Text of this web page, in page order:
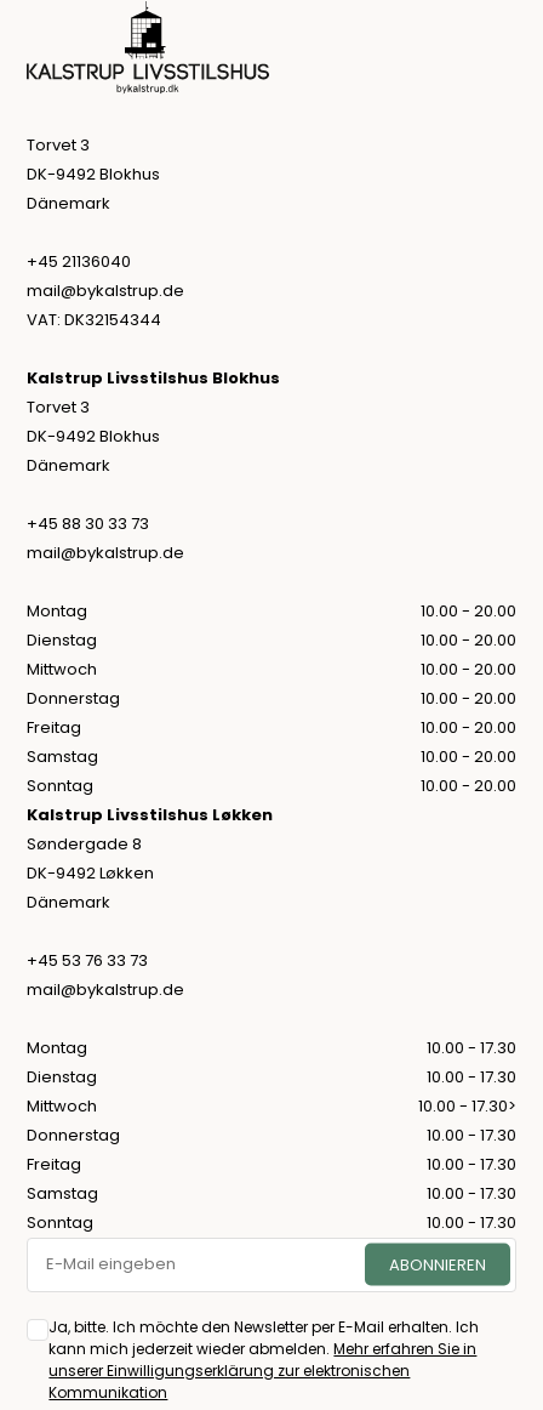
Torvet 3
DK-9492 Blokhus
Dänemark
+45 21136040
mail@bykalstrup.de
VAT: DK32154344
Kalstrup Livsstilshus Blokhus
Torvet 3
DK-9492 Blokhus
Dänemark
+45 88 30 33 73
mail@bykalstrup.de
Montag
10.00 - 20.00
Dienstag
10.00 - 20.00
Mittwoch
10.00 - 20.00
Donnerstag
10.00 - 20.00
Freitag
10.00 - 20.00
Samstag
10.00 - 20.00
Sonntag
10.00 - 20.00
Kalstrup Livsstilshus Løkken
Søndergade 8
DK-9492 Løkken
Dänemark
+45 53 76 33 73
mail@bykalstrup.de
Montag
10.00 - 17.30
Dienstag
10.00 - 17.30
Mittwoch
10.00 - 17.30>
Donnerstag
10.00 - 17.30
Freitag
10.00 - 17.30
Samstag
10.00 - 17.30
Sonntag
10.00 - 17.30
Ja, bitte. Ich möchte den Newsletter per E-Mail erhalten. Ich
kann mich jederzeit wieder abmelden.Mehr erfahren Sie in
unserer Einwilligungserklärung zur elektronischen
Kommunikation